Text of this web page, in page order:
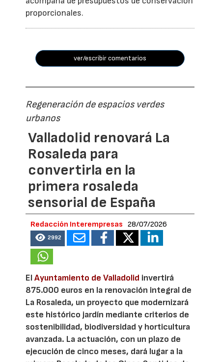
proporcionales.
ver/escribir comentarios
Regeneración de espacios verdes
urbanos
Valladolid renovará La
Rosaleda para
convertirla en la
primera rosaleda
sensorial de España
Redacción Interempresas 28/07/2026
2992
ElAyuntamiento de Valladolid invertirá
875.000 euros en la renovación integral de
La Rosaleda, un proyecto que modernizará
este histórico jardín mediante criterios de
sostenibilidad, biodiversidad y horticultura
avanzada. La actuación, con un plazo de
ejecución de cinco meses, dará lugar a la